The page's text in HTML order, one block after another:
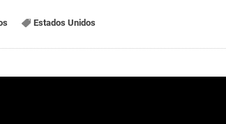
Estados Unidos